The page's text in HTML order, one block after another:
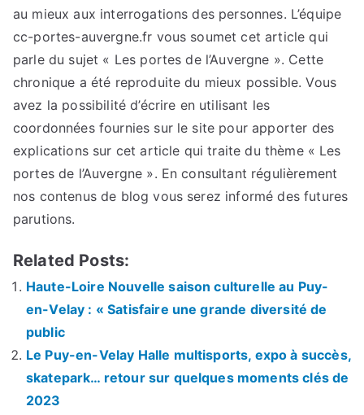
au mieux aux interrogations des personnes. L’équipe
cc-portes-auvergne.fr vous soumet cet article qui
parle du sujet « Les portes de l’Auvergne ». Cette
chronique a été reproduite du mieux possible. Vous
avez la possibilité d’écrire en utilisant les
coordonnées fournies sur le site pour apporter des
explications sur cet article qui traite du thème « Les
portes de l’Auvergne ». En consultant régulièrement
nos contenus de blog vous serez informé des futures
parutions.
Related Posts:
Haute-Loire Nouvelle saison culturelle au Puy-
en-Velay : « Satisfaire une grande diversité de
public
Le Puy-en-Velay Halle multisports, expo à succès,
skatepark… retour sur quelques moments clés de
2023